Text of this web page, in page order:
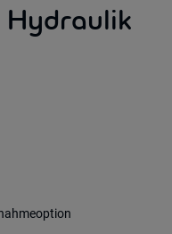
Hydraulik